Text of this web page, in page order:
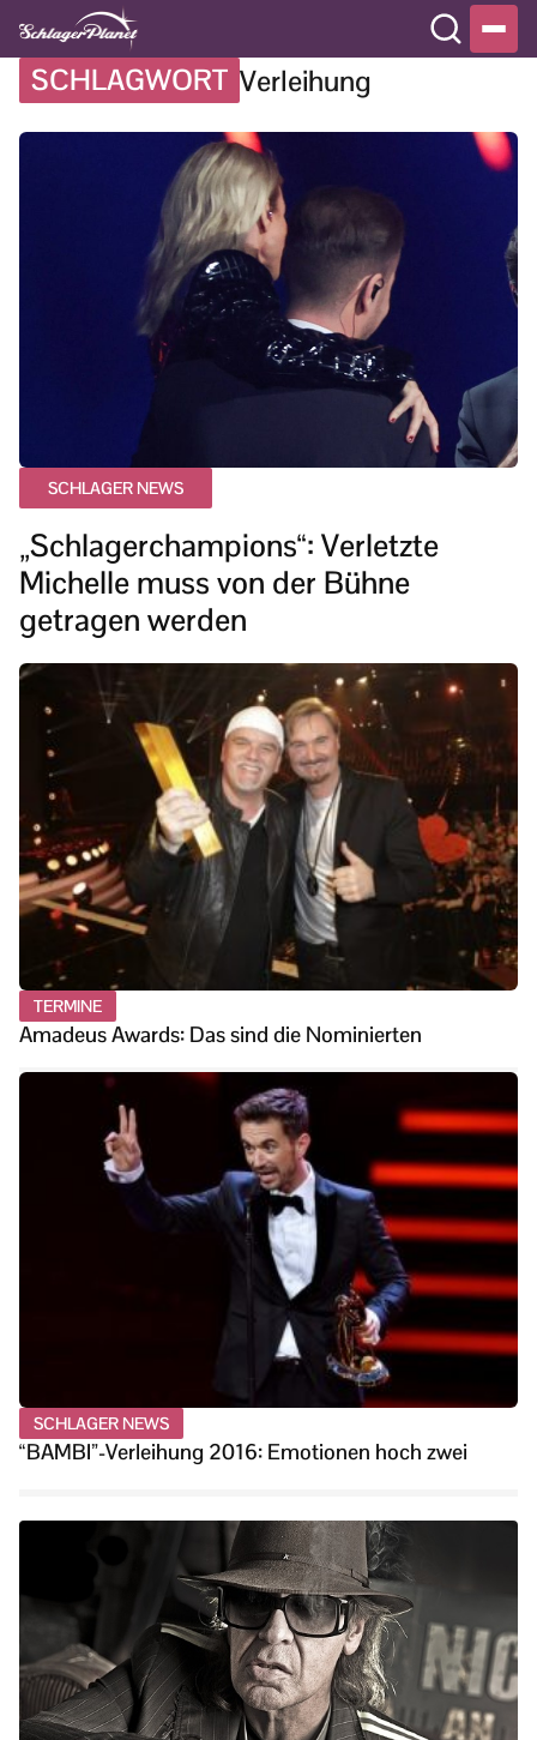
SCHLAGWORT Verleihung
SCHLAGER NEWS
„Schlagerchampions“: Verletzte
Michelle muss von der Bühne
getragen werden
TERMINE
Amadeus Awards: Das sind die Nominierten
SCHLAGER NEWS
“BAMBI”-Verleihung 2016: Emotionen hoch zwei